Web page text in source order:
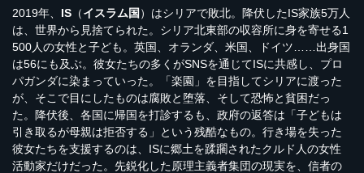
2019年、 IS （イスラム国 ）はシリアで敗北。降伏したIS家族5万人
は、世界から見捨てられた。シリア北東部の収容所に身を寄せる1
500人の女性と子ども。英国、オランダ、米国、ドイツ……出身国
は56にも及ぶ。彼女たちの多くがSNSを通じてISに共感し、プロ
パガンダに染まっていった。「楽園」を目指してシリアに渡った
が、そこで目にしたものは腐敗と堕落、そして恐怖と貧困だっ
た。降伏後、各国に帰国を打診するも、政府の返答は「子どもは
引き取るが母親は拒否する」という残酷なもの。行き場を失った
彼女たちを支援するのは、ISに郷土を蹂躙されたクルド人の女性
活動家だけだった。先鋭化した原理主義者集団の現実を、信者の